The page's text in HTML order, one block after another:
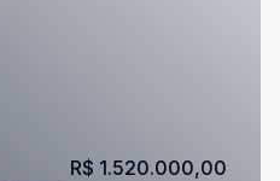
R$ 1.520.000,00